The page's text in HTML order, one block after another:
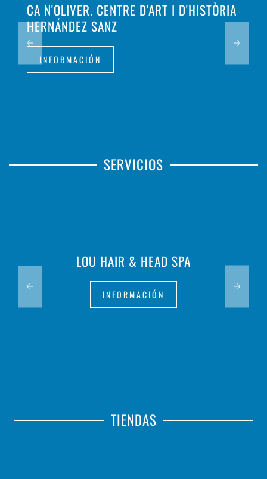
CA N'OLIVER. CENTRE D'ART I D'HISTÒRIA
HERNÁNDEZ SANZ
INFORMACIÓN
SERVICIOS
LOU HAIR & HEAD SPA
INFORMACIÓN
TIENDAS